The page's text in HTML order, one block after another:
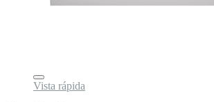
Vista rápida